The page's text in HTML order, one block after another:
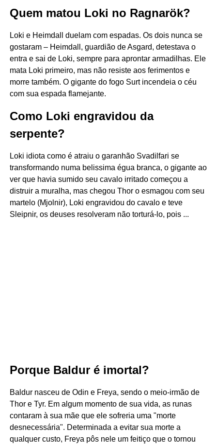
Quem matou Loki no Ragnarök?
Loki e Heimdall duelam com espadas. Os dois nunca se
gostaram – Heimdall, guardião de Asgard, detestava o
entra e sai de Loki, sempre para aprontar armadilhas. Ele
mata Loki primeiro, mas não resiste aos ferimentos e
morre também. O gigante do fogo Surt incendeia o céu
com sua espada flamejante.
Como Loki engravidou da
serpente?
Loki idiota como é atraiu o garanhão Svadilfari se
transformando numa belissima égua branca, o gigante ao
ver que havia sumido seu cavalo irritado começou a
distruir a muralha, mas chegou Thor o esmagou com seu
martelo (Mjolnir), Loki engravidou do cavalo e teve
Sleipnir, os deuses resolveram não torturá-lo, pois ...
Porque Baldur é imortal?
Baldur nasceu de Odin e Freya, sendo o meio-irmão de
Thor e Tyr. Em algum momento de sua vida, as runas
contaram à sua mãe que ele sofreria uma "morte
desnecessária". Determinada a evitar sua morte a
qualquer custo, Freya pôs nele um feitiço que o tornou